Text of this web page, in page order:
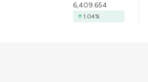
6,409.654
1.04%